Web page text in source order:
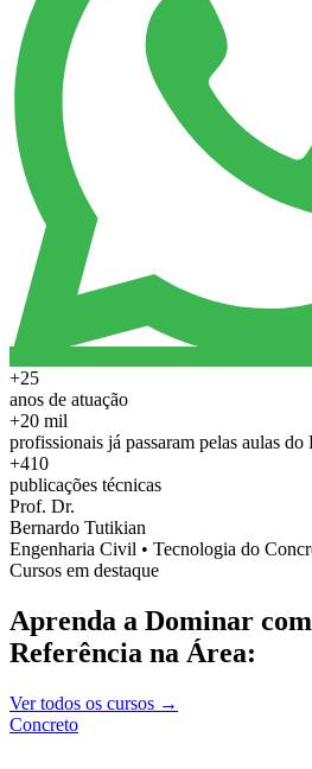
+25
anos de atuação
+20 mil
profissionais já passaram pelas aulas
+410
publicações técnicas
Prof. Dr.
Bernardo Tutikian
Engenharia Civil • Tecnologia do
Cursos em destaque
Aprenda a Dominar
Referência na Área:
Ver todos os cursos →
Concreto